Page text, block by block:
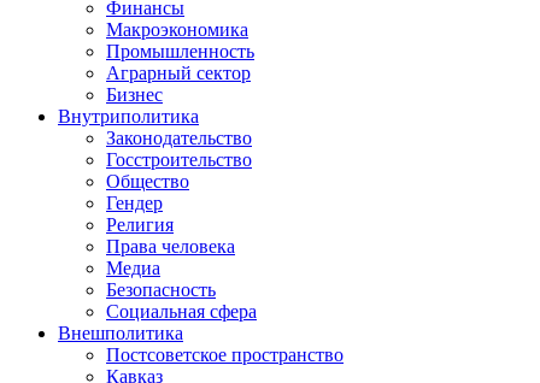
Финансы
Макроэкономика
Промышленность
Аграрный сектор
Бизнес
Внутриполитика
Законодательство
Госстроительство
Общество
Гендер
Религия
Права человека
Медиа
Безопасность
Социальная сфера
Внешполитика
Постсоветское пространство
Кавказ